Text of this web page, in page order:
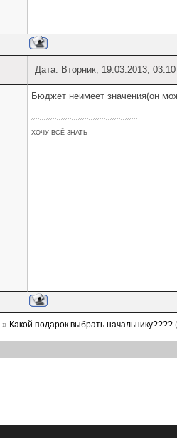
Дата: Вторник, 19.03.2013,
Бюджет неимеет значения(он
ХОЧУ ВСЁ ЗНАТЬ
» Какой подарок выбрать начальнику????